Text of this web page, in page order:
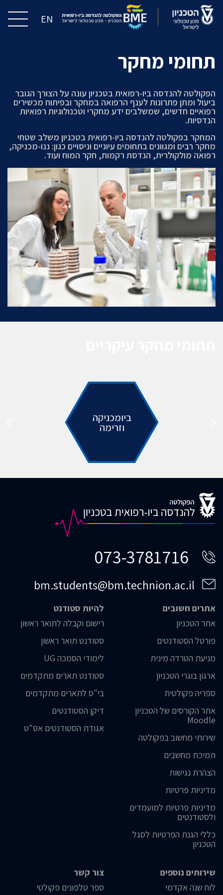
EN
תחומי מחקר
הפקולטה להנדסה ביו-רפואית בטכניון עונה על הצורך הגובר
ביעול ומתן פתרונות לענף הרפואה במחקר ובפיתוח מכשירים
רפואיים חדשים, שמשלבים ידע מחקרי וטכנולוגיות רפואיות
הנדסיות.
המחקר בפקולטה להנדסה ביו-רפואית בטכניון משלב שטחי
מחקר רבים ומגוונים בתחומים עיוניים וניסויים כגון: ננו-מכניקה,
רפואה מולקולרית, הנדסת רקמות, חקר המוח ועוד.
ביומכניקה
וזרימה
073-3781716
bm.students@bm.technion.ac.il
אתרים חשובים
אתר הטכניון
פורטל הסטודנטים
מניעת הטרדה מינית
ארגון בוגרי הטכניון
ספריה פקולטית
אתר הקורסים של הטכניון
Moodle
שירותי מחשוב בפקולטה
תמיכת מחשבים
הצהרת נגישות
מדיניות פרטיות
מדיניות פרטיות למועמדים
ולסטודנטים
כללי הגנת הפרטיות לסגל
הטכניון
להיות סטודנט
רישום וקבלה לתואר ראשון
סטודנט תואר ראשון
לימודי הסמכה UG
סטודנט תארים מתקדמים
בי"ס לתארים מתקדמים
דיקן הסטודנטים
אגודת הסטודנטים אס"ט
שירותים נוספים
לוח שנה אקדמי
צור קשר
ספר טלפונים פקולטי